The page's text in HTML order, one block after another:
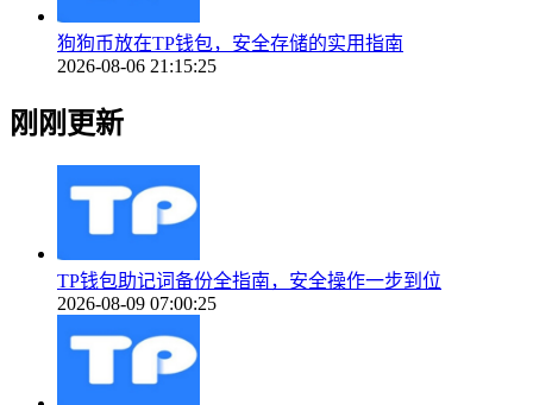
狗狗币放在TP钱包，安全存储的实用指南
2026-08-06 21:15:25
刚刚更新
TP钱包助记词备份全指南，安全操作一步到位
2026-08-09 07:00:25